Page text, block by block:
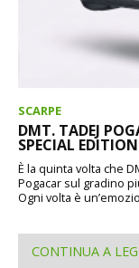
SCARPE
DMT. TADEJ
SPECIAL
È la quinta volta che
Pogacar sul gradino
Ogni volta è
CONTINUA A